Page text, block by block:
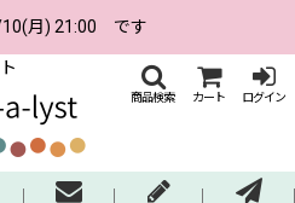
10(月) 21:00 です
商品検索 カート ログイン